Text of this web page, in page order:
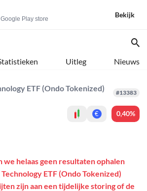
Play store
Bekijk
Uitleg Nieuws
ETF (Ondo Tokenized)
#13383
€ 0,40%
helaas geen resultaten ophalen
ETF (Ondo Tokenized)
zijn aan een tijdelijke storing of de